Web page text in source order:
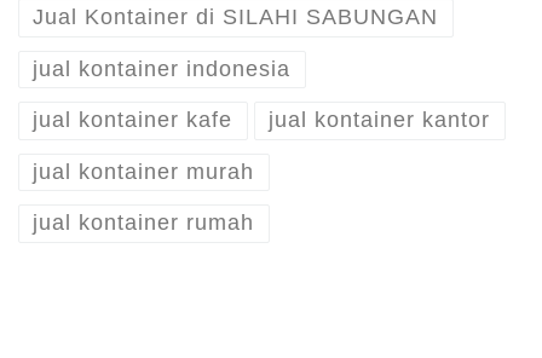
Jual Kontainer di SILAHI SABUNGAN
jual kontainer indonesia
jual kontainer kafe jual kontainer kantor
jual kontainer murah
jual kontainer rumah